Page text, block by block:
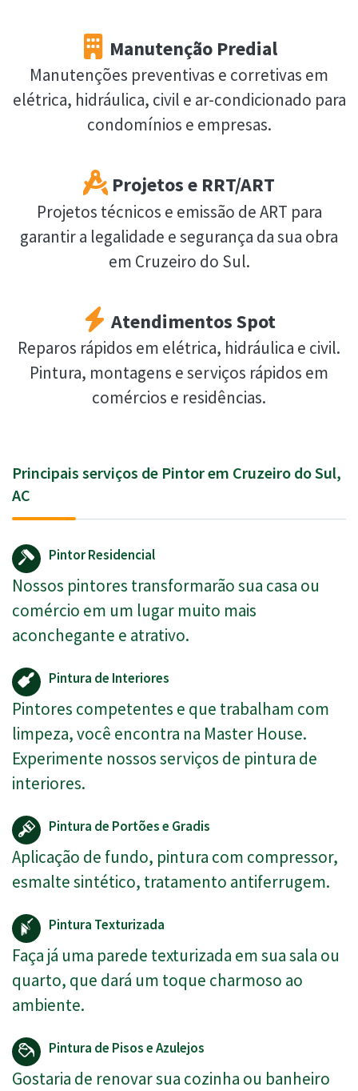
Manutenção Predial
Manutenções preventivas e corretivas em
elétrica, hidráulica, civil e ar-condicionado para
condomínios e empresas.
Projetos e RRT/ART
Projetos técnicos e emissão de ART para
garantir a legalidade e segurança da sua obra
em Cruzeiro do Sul.
Atendimentos Spot
Reparos rápidos em elétrica, hidráulica e civil.
Pintura, montagens e serviços rápidos em
comércios e residências.
Principais serviços de Pintor em Cruzeiro do Sul,
AC
Pintor Residencial
Nossos pintores transformarão sua casa ou
comércio em um lugar muito mais
aconchegante e atrativo.
Pintura de Interiores
Pintores competentes e que trabalham com
limpeza, você encontra na Master House.
Experimente nossos serviços de pintura de
interiores.
Pintura de Portões e Gradis
Aplicação de fundo, pintura com compressor,
esmalte sintético, tratamento antiferrugem.
Pintura Texturizada
Faça já uma parede texturizada em sua sala ou
quarto, que dará um toque charmoso ao
ambiente.
Pintura de Pisos e Azulejos
Gostaria de renovar sua cozinha ou banheiro